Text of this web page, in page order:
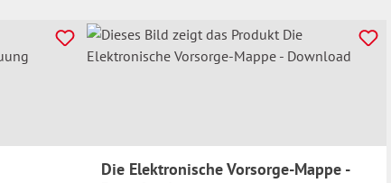
Die Elektronische Vorsorge-Mappe -